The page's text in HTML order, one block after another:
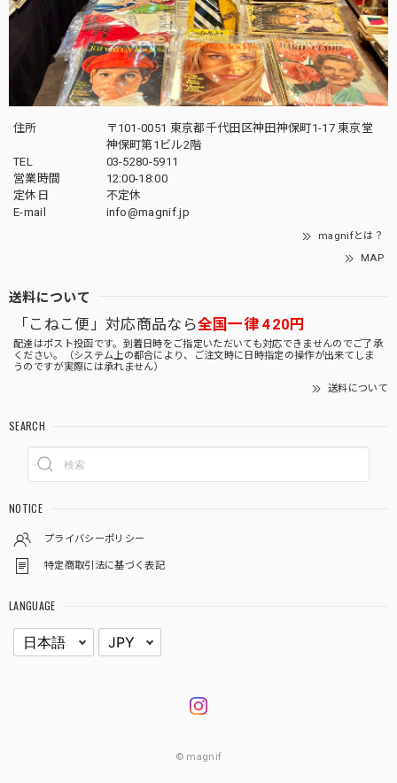
住所
〒101-0051 東京都千代田区神田神保町1-17 東京堂
神保町第1ビル2階
TEL
03-5280-5911
営業時間
12:00-18:00
定休日
不定休
E-mail
info@magnif.jp
magnifとは？
MAP
送料について
「こねこ便」対応商品なら全国一律 420円
配達はポスト投函です。到着日時をご指定いただいても対応できませんのでご了承
ください。（システム上の都合により、ご注文時に日時指定の操作が出来てしま
うのですが実際には承れません）
送料について
SEARCH
NOTICE
プライバシーポリシー
特定商取引法に基づく表記
LANGUAGE
© magnif